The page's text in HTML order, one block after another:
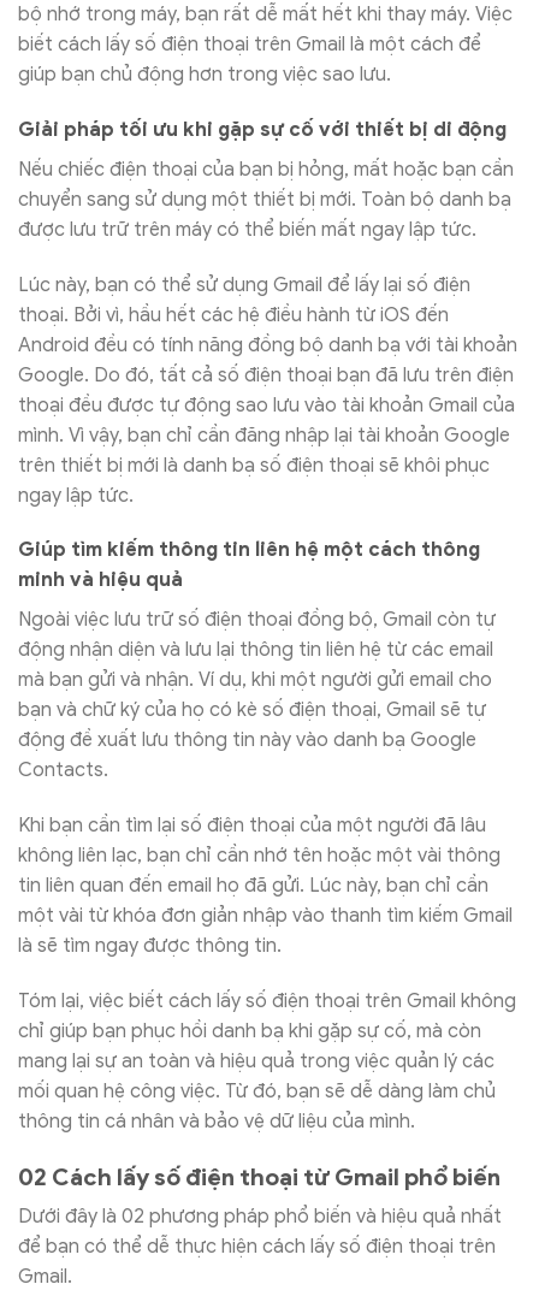
bộ nhớ trong máy, bạn rất dễ mất hết khi thay máy. Việc
biết cách lấy số điện thoại trên Gmail là một cách để
giúp bạn chủ động hơn trong việc sao lưu.
Giải pháp tối ưu khi gặp sự cố với thiết bị di động
Nếu chiếc điện thoại của bạn bị hỏng, mất hoặc bạn cần
chuyển sang sử dụng một thiết bị mới. Toàn bộ danh bạ
được lưu trữ trên máy có thể biến mất ngay lập tức.
Lúc này, bạn có thể sử dụng Gmail để lấy lại số điện
thoại. Bởi vì, hầu hết các hệ điều hành từ iOS đến
Android đều có tính năng đồng bộ danh bạ với tài khoản
Google. Do đó, tất cả số điện thoại bạn đã lưu trên điện
thoại đều được tự động sao lưu vào tài khoản Gmail của
mình. Vì vậy, bạn chỉ cần đăng nhập lại tài khoản Google
trên thiết bị mới là danh bạ số điện thoại sẽ khôi phục
ngay lập tức.
Giúp tìm kiếm thông tin liên hệ một cách thông
minh và hiệu quả
Ngoài việc lưu trữ số điện thoại đồng bộ, Gmail còn tự
động nhận diện và lưu lại thông tin liên hệ từ các email
mà bạn gửi và nhận. Ví dụ, khi một người gửi email cho
bạn và chữ ký của họ có kè số điện thoại, Gmail sẽ tự
động đề xuất lưu thông tin này vào danh bạ Google
Contacts.
Khi bạn cần tìm lại số điện thoại của một người đã lâu
không liên lạc, bạn chỉ cần nhớ tên hoặc một vài thông
tin liên quan đến email họ đã gửi. Lúc này, bạn chỉ cần
một vài từ khóa đơn giản nhập vào thanh tìm kiếm Gmail
là sẽ tìm ngay được thông tin.
Tóm lại, việc biết cách lấy số điện thoại trên Gmail không
chỉ giúp bạn phục hồi danh bạ khi gặp sự cố, mà còn
mang lại sự an toàn và hiệu quả trong việc quản lý các
mối quan hệ công việc. Từ đó, bạn sẽ dễ dàng làm chủ
thông tin cá nhân và bảo vệ dữ liệu của mình.
02 Cách lấy số điện thoại từ Gmail phổ biến
Dưới đây là 02 phương pháp phổ biến và hiệu quả nhất
để bạn có thể dễ thực hiện cách lấy số điện thoại trên
Gmail.